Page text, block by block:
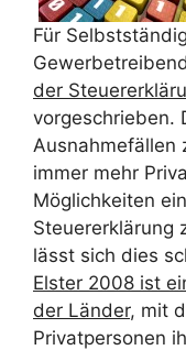
Für
der
vorgeschrieben.
Ausnahmefällen
immer mehr
Möglichkeiten
Steuererklärung
lässt sich dies
Elster 2008 ist
der Länder, mit
Privatpersonen